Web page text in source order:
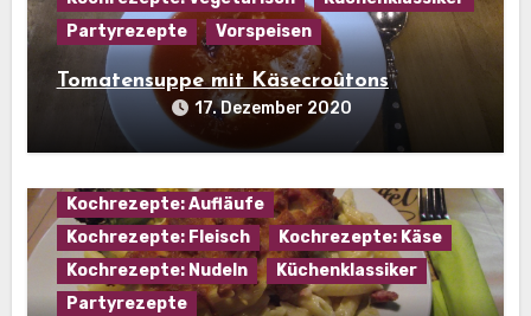
Partyrezepte
Vorspeisen
Tomatensuppe mit Käsecroûtons
17. Dezember 2020
Kochrezepte: Aufläufe
Kochrezepte: Fleisch
Kochrezepte: Käse
Kochrezepte: Nudeln
Küchenklassiker
Partyrezepte